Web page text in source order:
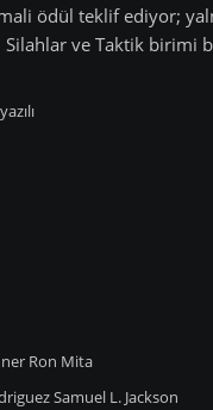
ödül teklif ediyor;
Silahlar ve Taktik birimi
Ron Mita
Samuel L. Jackson